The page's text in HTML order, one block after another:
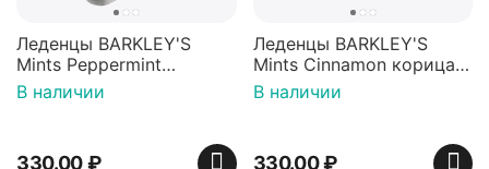
Леденцы BARKLEY'S
Mints Peppermint
перечная мята 50г,
Нидерланды
В наличии
330.00₽
Леденцы BARKLEY'S
Mints Cinnamon корица
50г, Нидерланды
В наличии
330.00₽